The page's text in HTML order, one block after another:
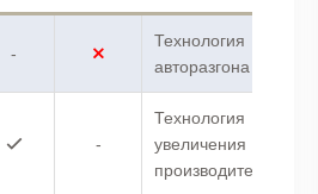
-
Технология
авторазгона Intel.
-
Технология
увеличения